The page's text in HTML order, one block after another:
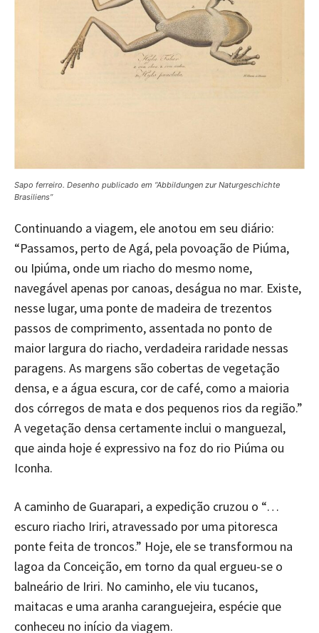
Sapo ferreiro. Desenho publicado em “Abbildungen zur Naturgeschichte
Brasiliens”
Continuando a viagem, ele anotou em seu diário:
“Passamos, perto de Agá, pela povoação de Piúma,
ou Ipiúma, onde um riacho do mesmo nome,
navegável apenas por canoas, deságua no mar. Existe,
nesse lugar, uma ponte de madeira de trezentos
passos de comprimento, assentada no ponto de
maior largura do riacho, verdadeira raridade nessas
paragens. As margens são cobertas de vegetação
densa, e a água escura, cor de café, como a maioria
dos córregos de mata e dos pequenos rios da região.”
A vegetação densa certamente inclui o manguezal,
que ainda hoje é expressivo na foz do rio Piúma ou
Iconha.
A caminho de Guarapari, a expedição cruzou o “…
escuro riacho Iriri, atravessado por uma pitoresca
ponte feita de troncos.” Hoje, ele se transformou na
lagoa da Conceição, em torno da qual ergueu-se o
balneário de Iriri. No caminho, ele viu tucanos,
maitacas e uma aranha caranguejeira, espécie que
conheceu no início da viagem.